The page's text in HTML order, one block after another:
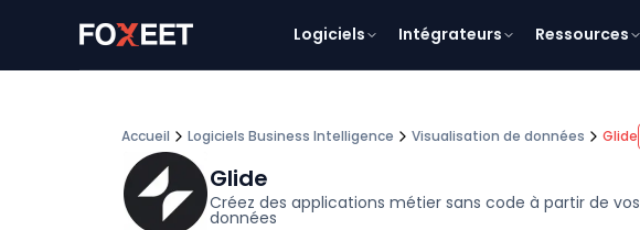
Logiciels Intégrateurs Ressources
Accueil Logiciels Business Intelligence Visualisation de données Glide
Glide
Créez des applications métier sans code à partir de vos
données